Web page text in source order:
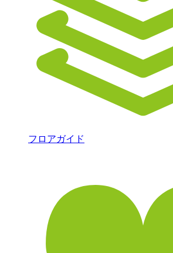
フロアガイド